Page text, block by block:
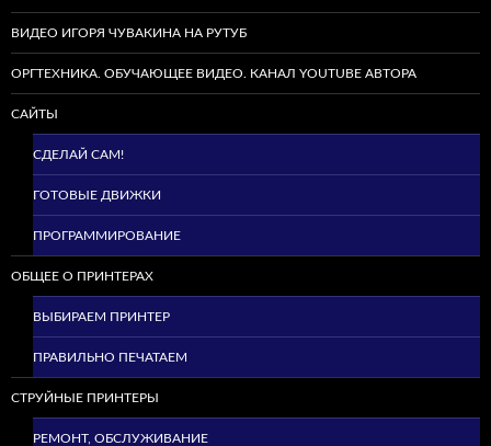
ВИДЕО ИГОРЯ ЧУВАКИНА НА РУТУБ
ОРГТЕХНИКА. ОБУЧАЮЩЕЕ ВИДЕО. КАНАЛ YOUTUBE АВТОРА
САЙТЫ
СДЕЛАЙ САМ!
ГОТОВЫЕ ДВИЖКИ
ПРОГРАММИРОВАНИЕ
ОБЩЕЕ О ПРИНТЕРАХ
ВЫБИРАЕМ ПРИНТЕР
ПРАВИЛЬНО ПЕЧАТАЕМ
СТРУЙНЫЕ ПРИНТЕРЫ
РЕМОНТ, ОБСЛУЖИВАНИЕ